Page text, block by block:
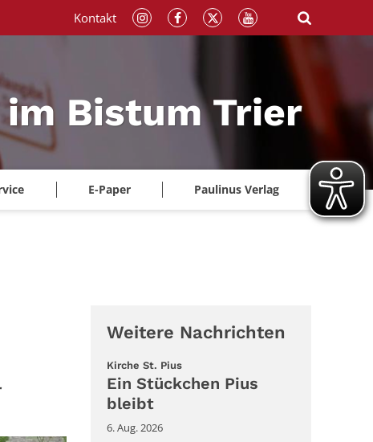
Bistum Trier
E-Paper Paulinus Verlag
Kontakt
Weitere Nachrichten
Kirche St. Pius:
Ein Stückchen Pius
bleibt
6. Aug. 2026